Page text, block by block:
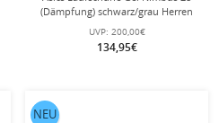
(Dämpfung) schwarz/grau Herren
UVP: 200,00€
134,95€
NEU